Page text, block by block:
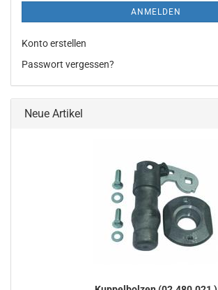
ANMELDEN
Konto erstellen
Passwort vergessen?
Neue Artikel